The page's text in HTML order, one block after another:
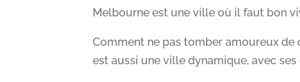
Melbourne est une ville où il faut bon
Comment ne pas tomber amoureux
est aussi une ville dynamique, avec